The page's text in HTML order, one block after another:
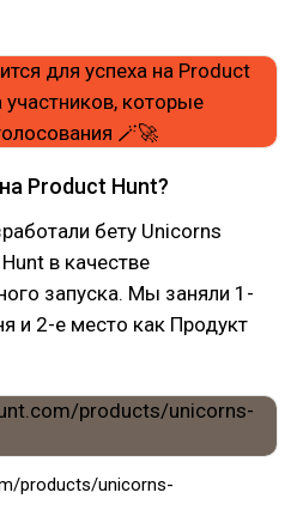
Product Hunt?
бету Unicorns
в качестве
запуска. Мы заняли 1-
и 2-е место как Продукт
products/unicorns-